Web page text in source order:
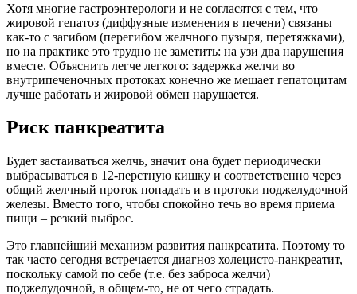
Хотя многие гастроэнтерологи и не согласятся с тем, что
жировой гепатоз (диффузные изменения в печени) связаны
как-то с загибом (перегибом желчного пузыря, перетяжками),
но на практике это трудно не заметить: на узи два нарушения
вместе. Объяснить легче легкого: задержка желчи во
внутрипеченочных протоках конечно же мешает гепатоцитам
лучше работать и жировой обмен нарушается.
Риск панкреатита
Будет застаиваться желчь, значит она будет периодически
выбрасываться в 12-перстную кишку и соответственно через
общий желчный проток попадать и в протоки поджелудочной
железы. Вместо того, чтобы спокойно течь во время приема
пищи – резкий выброс.
Это главнейший механизм развития панкреатита. Поэтому то
так часто сегодня встречается диагноз холецисто-панкреатит,
поскольку самой по себе (т.е. без заброса желчи)
поджелудочной, в общем-то, не от чего страдать.